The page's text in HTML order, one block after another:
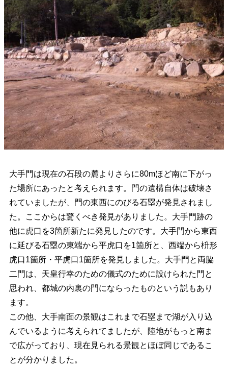
大手門は現在の石段の麓よりさらに80mほど南に下がっ
た場所にあったと考えられます。門の遺構自体は破壊さ
れていましたが、門の東西にのびる石塁が発見されまし
た。ここからは驚くべき発見がありました。大手門跡の
他に虎口を3箇所新たに発見したのです。大手門から東西
に延びる石塁の東端から平虎口を1箇所と、西端から枡形
虎口1箇所・平虎口1箇所を発見しました。大手門と両脇
二門は、天皇行幸のための儀式のために設けられた門と
思われ、都城の内裏の門にならったものという説もあり
ます。
この他、大手南面の景観はこれまで石塁まで湖が入り込
んでいるように考えられてましたが、陸地がもっと南ま
で広がっており、現在見られる景観とほぼ同じであるこ
とが分かりました。